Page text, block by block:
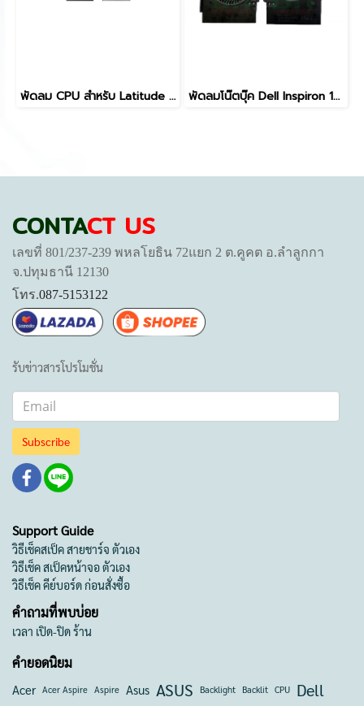
พัดลม CPU สำหรับ Latitude 3420 3520 อะไหล่โน๊ตบุ๊ค 023.100NC.001 YD29T CPU Cooling Fan for Latitude 3420 3520 5V 0.5A 4 Pin พัดลมโน๊ตบุ๊ค Dell Inspiron 14-7000
CONTACT US
เลขที่ 801/237-239 พหลโยธิน 72แยก 2 ต.คูคต อ.ลำลูกกา
จ.ปทุมธานี 12130
โทร.087-5153122
รับข่าวสารโปรโมชั่น
Subscribe
Support Guide
วิธีเช็คสเป็ค สายชาร์จ ตัวเอง
วิธีเช็ค สเป็คหน้าจอ ตัวเอง
วิธีเช็ค คีย์บอร์ด ก่อนสั่งซื้อ
คำถามที่พบบ่อย
เวลา เปิด-ปิด ร้าน
คำยอดนิยม
Acer Acer Aspire Aspire Asus ASUS Backlight Backlit CPU Dell